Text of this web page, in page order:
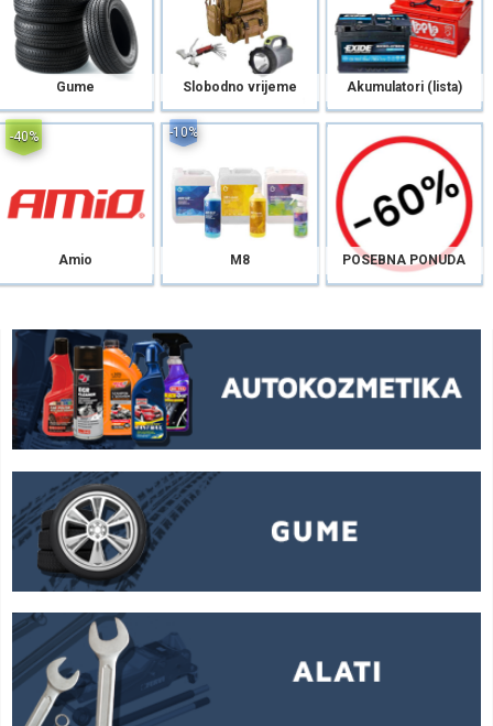
Gume Slobodno vrijeme Akumulatori (lista)
Amio
-40%
M8
-10%
POSEBNA PONUDA